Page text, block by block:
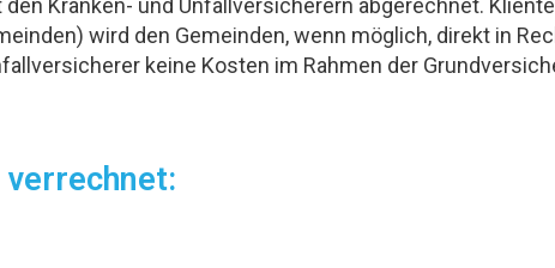
Kranken- und Unfallversicherern abgerechnet.
wird den Gemeinden, wenn möglich, direkt in
keine Kosten im Rahmen der